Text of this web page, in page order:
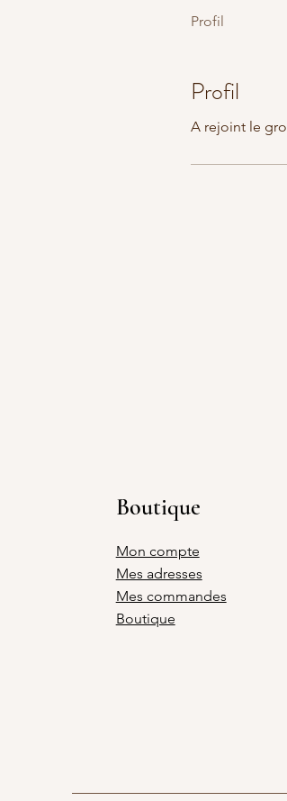
Profil
A rejoint le
Profil
Boutique
Mon compte
Mes adresses
Mes commandes
Boutique